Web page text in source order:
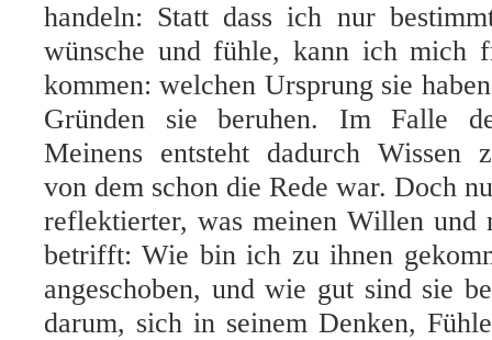
handeln: Statt dass ich nur
wünsche und fühle, kann ich mich
kommen: welchen Ursprung sie
Gründen sie beruhen. Im Falle
Meinens entsteht dadurch Wissen
von dem schon die Rede war. Doch
reflektierter, was meinen Willen und
betrifft: Wie bin ich zu ihnen
angeschoben, und wie gut sind sie
darum, sich in seinem Denken,